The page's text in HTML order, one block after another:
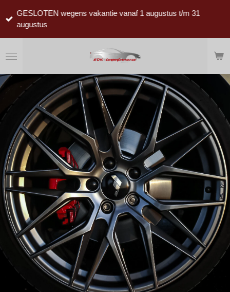
direct
hoofdinhoud
GESLOTEN wegens vakantie vanaf 1 augustus t/m 31
augustus